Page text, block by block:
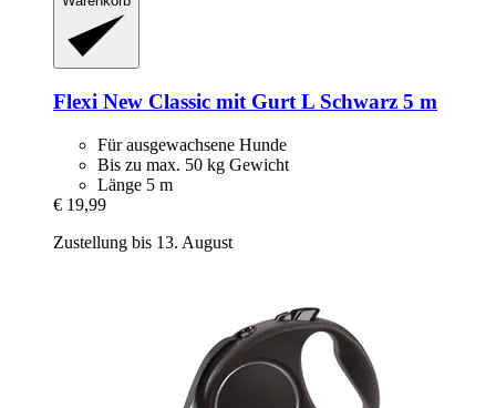
Flexi New Classic mit Gurt L Schwarz 5 m
Für ausgewachsene Hunde
Bis zu max. 50 kg Gewicht
Länge 5 m
€ 19,99
Zustellung bis 13. August